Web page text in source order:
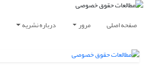
صفحه اصلی مرور درباره نشریه